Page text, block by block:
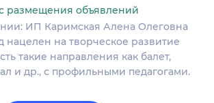
размещения объявлений
ИП Каримская Алена Олеговна
нацелен на творческое развитие
такие направления как балет,
и др., с профильными педагогами.